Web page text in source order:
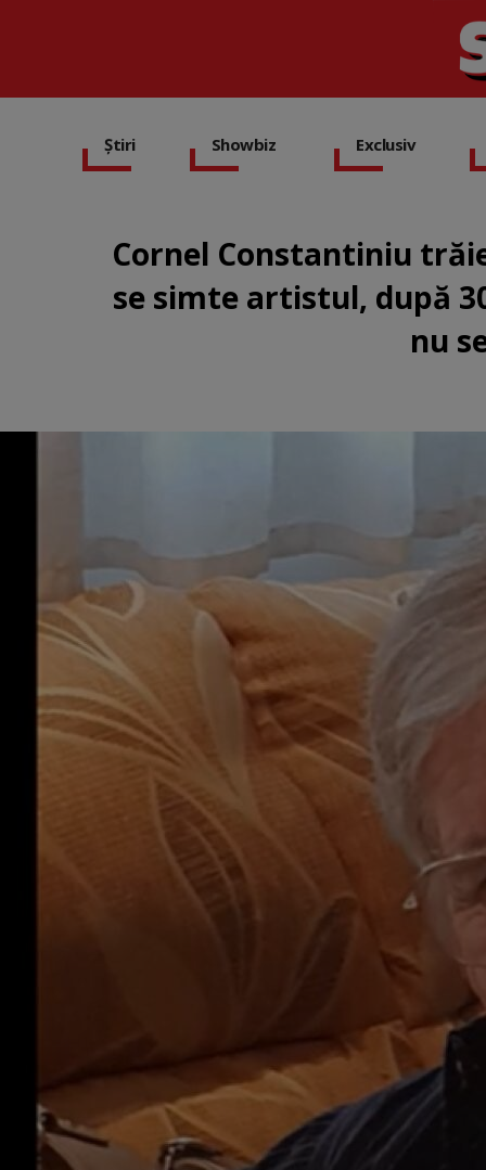
Știri Showbiz Exclusiv
Cornel Constantiniu
se simte artistul, după
nu